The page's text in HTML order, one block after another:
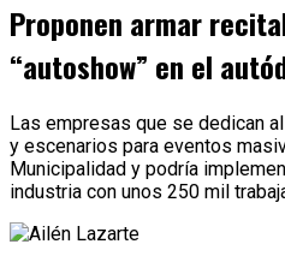
Proponen armar
“autoshow” en el
Las empresas que se dedican
y escenarios para eventos
Municipalidad y podría
industria con unos 250 mil